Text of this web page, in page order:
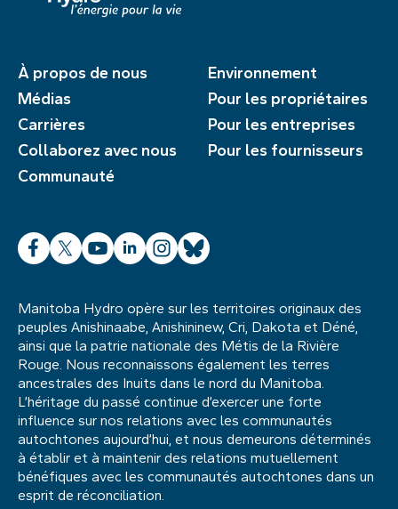
À propos de nous
Médias
Carrières
Collaborez avec nous
Communauté
Environnement
Pour les propriétaires
Pour les entreprises
Pour les fournisseurs
Facebook
X YouTube
LinkedInInstagram
Bluesky
Manitoba Hydro opère sur les territoires originaux des
peuples Anishinaabe, Anishininew, Cri, Dakota et Déné,
ainsi que la patrie nationale des Métis de la Rivière
Rouge. Nous reconnaissons également les terres
ancestrales des Inuits dans le nord du Manitoba.
L’héritage du passé continue d’exercer une forte
influence sur nos relations avec les communautés
autochtones aujourd’hui, et nous demeurons déterminés
à établir et à maintenir des relations mutuellement
bénéfiques avec les communautés autochtones dans un
esprit de réconciliation.